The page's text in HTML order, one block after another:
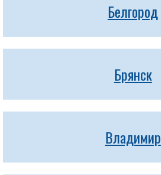
Белгород
Брянск
Владимир